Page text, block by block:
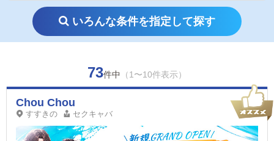
いろんな条件を指定して探す
73件中 （1〜10件表示）
Chou Chou
すすきの セクキャバ